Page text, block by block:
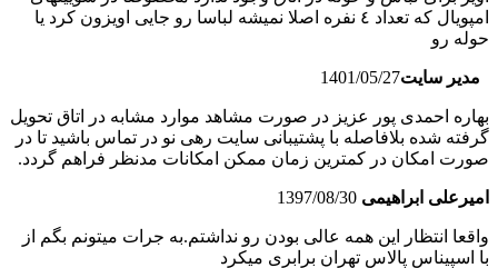
امپویال که تعداد ٤ نفره اصلا نمیشه لباسا رو جایی اویزون کرد یا
حوله رو
مدیر سایت1401/05/27
بهاره احمدی پور عزیز در صورت مشاهد موارد مشابه در اتاق تحویل
گرفته شده بلافاصله با پشتیبانی سایت رهی نو در تماس باشید تا در
صورت امکان در کمترین زمان ممکن امکانات مدنظر فراهم گردد.
امیرعلی ابراهیمی 1397/08/30
واقعا انتظار این همه عالی بودن رو نداشتم.به جرات میتونم بگم از
با اسپیناس پالاس تهران برابری میکرد